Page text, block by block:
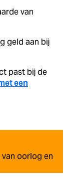
van
geld aan bij
past bij de
een
oorlog en